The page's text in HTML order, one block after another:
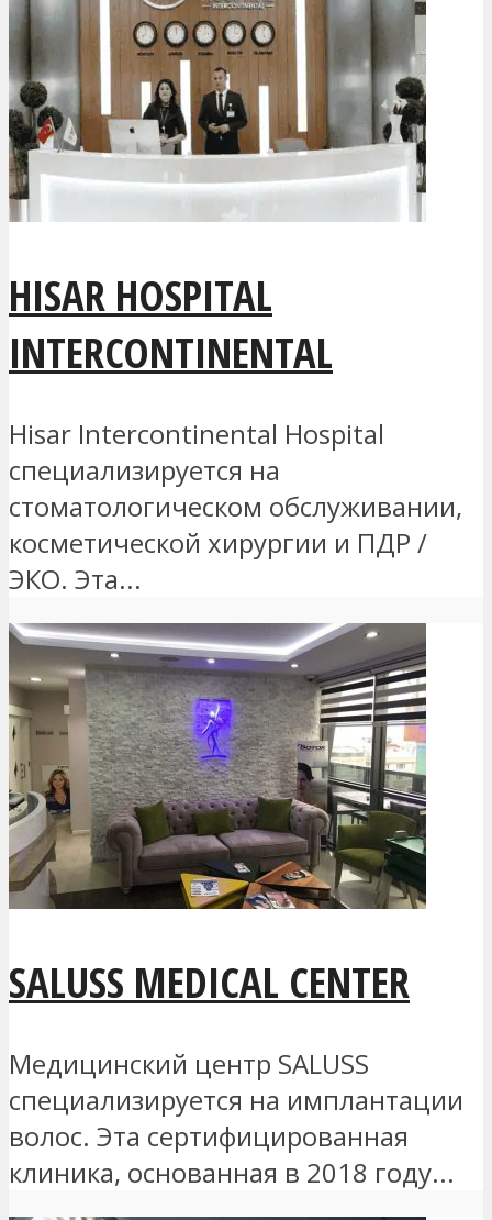
HISAR HOSPITAL
INTERCONTINENTAL
Hisar Intercontinental Hospital
специализируется на
стоматологическом обслуживании,
косметической хирургии и ПДР /
ЭКО. Эта...
SALUSS MEDICAL CENTER
Медицинский центр SALUSS
специализируется на имплантации
волос. Эта сертифицированная
клиника, основанная в 2018 году...